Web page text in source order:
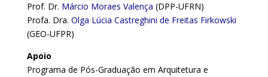
Prof. Dr. Márcio Moraes Valença (DPP-UFRN)
Profa. Dra. Olga Lúcia Castreghini de Freitas Firkowski
(GEO-UFPR)
Apoio
Programa de Pós-Graduação em Arquitetura e